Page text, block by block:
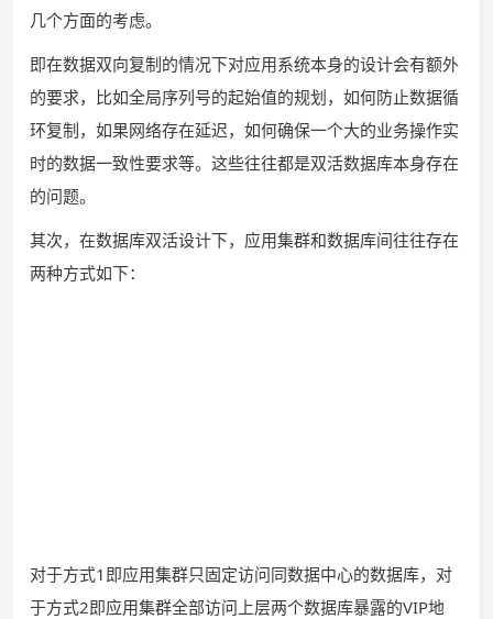
几个方面的考虑。
即在数据双向复制的情况下对应用系统本身的设计会有额外
的要求，比如全局序列号的起始值的规划，如何防止数据循
环复制，如果网络存在延迟，如何确保一个大的业务操作实
时的数据一致性要求等。这些往往都是双活数据库本身存在
的问题。
其次，在数据库双活设计下，应用集群和数据库间往往存在
两种方式如下：
对于方式1即应用集群只固定访问同数据中心的数据库，对
于方式2即应用集群全部访问上层两个数据库暴露的VIP地